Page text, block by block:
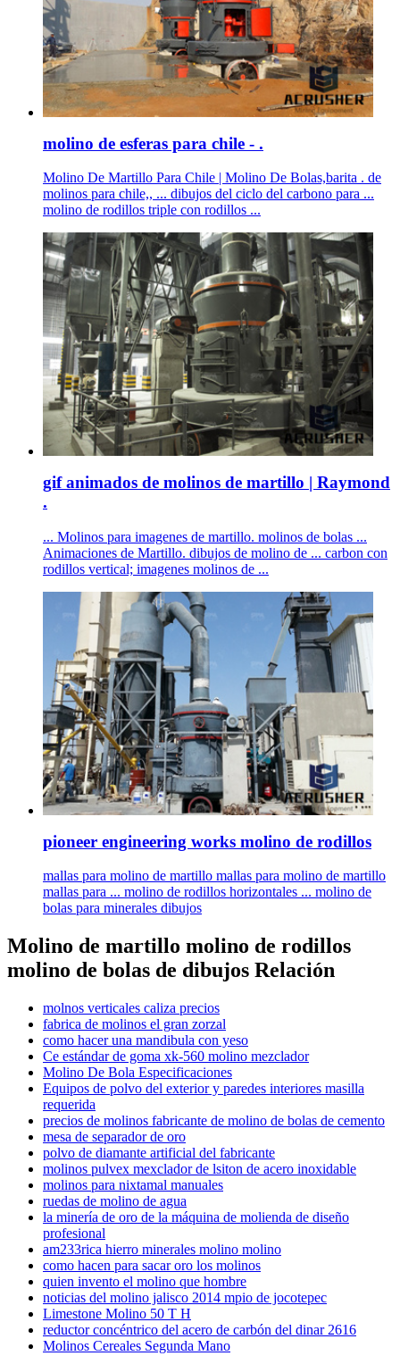
molino de esferas para chile - .
Molino De Martillo Para Chile | Molino De Bolas,barita . de
molinos para chile,, ... dibujos del ciclo del carbono para ...
molino de rodillos triple con rodillos ...
gif animados de molinos de martillo | Raymond
.
... Molinos para imagenes de martillo. molinos de bolas ...
Animaciones de Martillo. dibujos de molino de ... carbon con
rodillos vertical; imagenes molinos de ...
pioneer engineering works molino de rodillos
mallas para molino de martillo mallas para molino de martillo
mallas para ... molino de rodillos horizontales ... molino de
bolas para minerales dibujos
Molino de martillo molino de rodillos
molino de bolas de dibujos Relación
molnos verticales caliza precios
fabrica de molinos el gran zorzal
como hacer una mandibula con yeso
Ce estándar de goma xk-560 molino mezclador
Molino De Bola Especificaciones
Equipos de polvo del exterior y paredes interiores masilla
requerida
precios de molinos fabricante de molino de bolas de cemento
mesa de separador de oro
polvo de diamante artificial del fabricante
molinos pulvex mexclador de lsiton de acero inoxidable
molinos para nixtamal manuales
ruedas de molino de agua
la minería de oro de la máquina de molienda de diseño
profesional
am233rica hierro minerales molino molino
como hacen para sacar oro los molinos
quien invento el molino que hombre
noticias del molino jalisco 2014 mpio de jocotepec
Limestone Molino 50 T H
reductor concéntrico del acero de carbón del dinar 2616
Molinos Cereales Segunda Mano